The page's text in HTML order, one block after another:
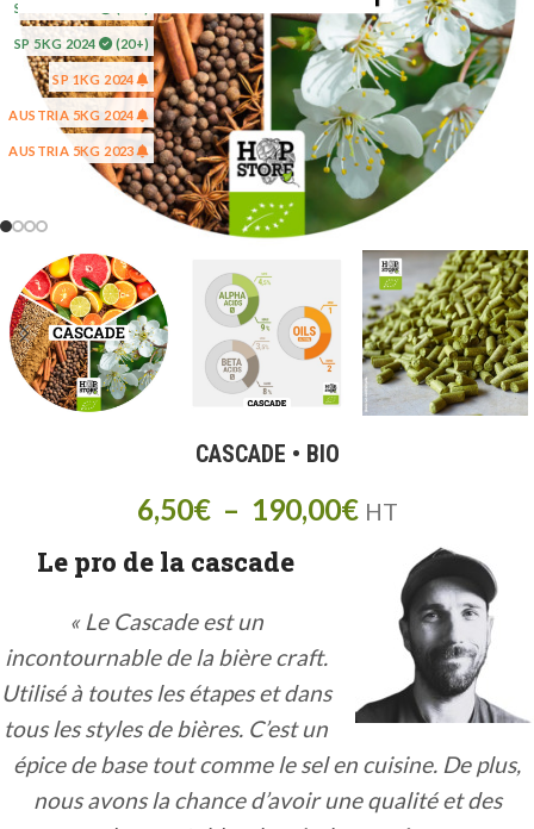
SP 5KG 2025
SP 5KG 2024 (20+)
SP 1KG 2024
AUSTRIA 5KG 2024
AUSTRIA 5KG 2023
CASCADE • BIO
6,50€ – 190,00€ HT
Le pro de la cascade
« Le Cascade est un
incontournable de la bière craft.
Utilisé à toutes les étapes et dans
tous les styles de bières. C’est un
épice de base tout comme le sel en cuisine. De plus,
nous avons la chance d’avoir une qualité et des